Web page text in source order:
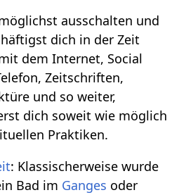
ausschalten und
dich in der Zeit
dem Internet, Social
Zeitschriften,
und so weiter,
dich soweit wie möglich
Praktiken.
: Klassischerweise wurde
Bad im Ganges oder